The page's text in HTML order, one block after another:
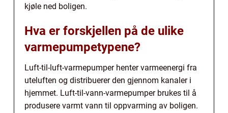
kjøle ned boligen.
Hva er forskjellen på de ulike
varmepumpetypene?
Luft-til-luft-varmepumper henter varmeenergi fra
uteluften og distribuerer den gjennom kanaler i
hjemmet. Luft-til-vann-varmepumper brukes til å
produsere varmt vann til oppvarming av boligen.